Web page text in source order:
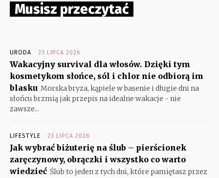
Musisz przeczytać
URODA 23 LIPCA 2026
Wakacyjny survival dla włosów. Dzięki tym
kosmetykom słońce, sól i chlor nie odbiorą im
blasku Morska bryza, kąpiele w basenie i długie dni na
słońcu brzmią jak przepis na idealne wakacje - nie
zawsze...
LIFESTYLE 23 LIPCA 2026
Jak wybrać biżuterię na ślub – pierścionek
zaręczynowy, obrączki i wszystko co warto
wiedzieć Ślub to jeden z tych dni, które pamiętasz przez